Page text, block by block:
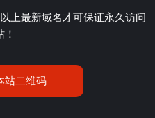
上最新域名才可保证永久访问
！
站二维码